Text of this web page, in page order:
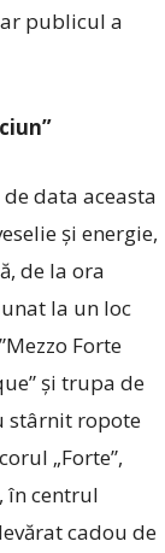
publicul a
data aceasta
și energie,
de la ora
la un loc
Forte
și trupa de
stârnit ropote
„Forte”,
în centrul
cadou de